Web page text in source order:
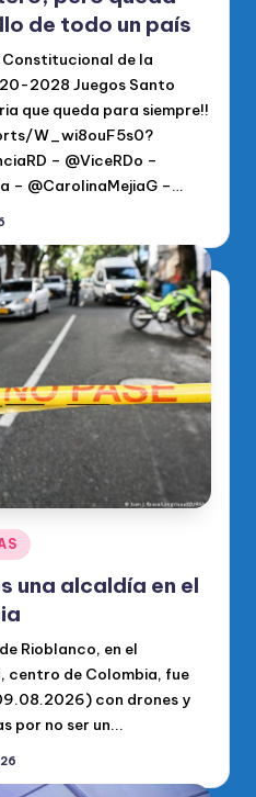
de todo un país
de la
2028 Juegos Santo
que queda para siempre!!
W_wi8ouF5s0?
– @ViceRDo –
– @CarolinaMejiaG –…
una alcaldía en el
Rioblanco, en el
centro de Colombia, fue
con drones y
por no ser un...